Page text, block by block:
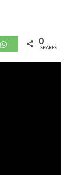
WhatsApp
0
SHARES